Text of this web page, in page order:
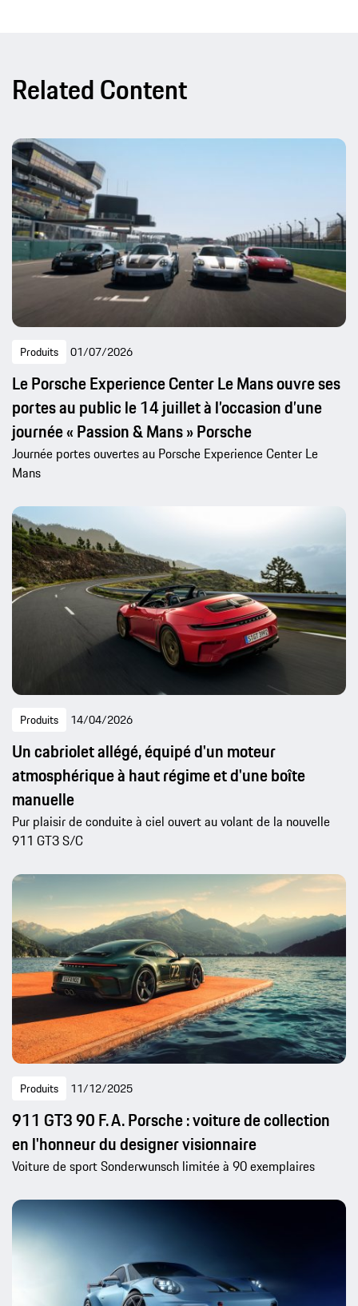
Related Content
Produits 01/07/2026
Le Porsche Experience Center Le Mans ouvre ses
portes au public le 14 juillet à l’occasion d’une
journée « Passion & Mans » Porsche
Journée portes ouvertes au Porsche Experience Center Le
Mans
Produits 14/04/2026
Un cabriolet allégé, équipé d'un moteur
atmosphérique à haut régime et d'une boîte
manuelle
Pur plaisir de conduite à ciel ouvert au volant de la nouvelle
911 GT3 S/C
Produits 11/12/2025
911 GT3 90 F. A. Porsche : voiture de collection
en l'honneur du designer visionnaire
Voiture de sport Sonderwunsch limitée à 90 exemplaires